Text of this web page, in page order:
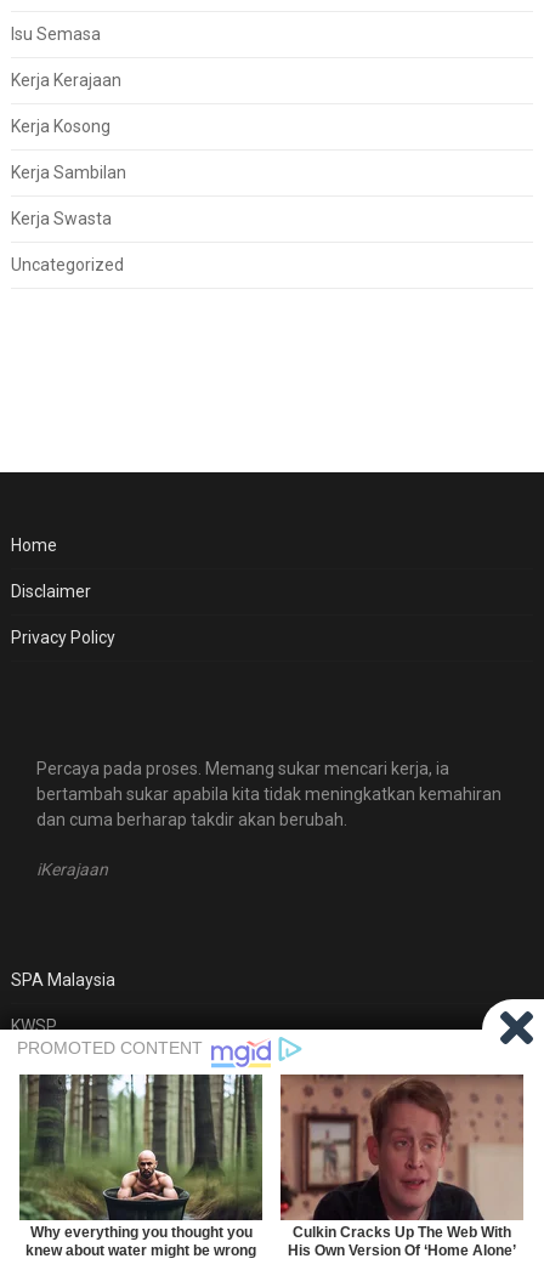
Isu Semasa
Kerja Kerajaan
Kerja Kosong
Kerja Sambilan
Kerja Swasta
Uncategorized
Home
Disclaimer
Privacy Policy
Percaya pada proses. Memang sukar mencari kerja, ia
bertambah sukar apabila kita tidak meningkatkan kemahiran
dan cuma berharap takdir akan berubah.
iKerajaan
SPA Malaysia
KWSP
MyFutureJobs
© 2026 iKerajaan| WordPress Theme by
Superb WordPress
Themes
Back to Top ↑